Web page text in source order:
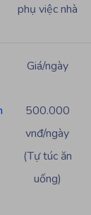
phụ việc nhà
Giá/ngày
500.000
vnđ/ngày
(Tự túc ăn
uống)